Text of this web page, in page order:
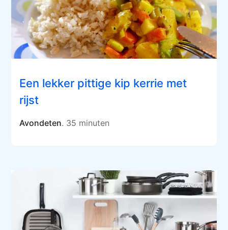
Een lekker pittige kip kerrie met
rijst
Avondeten. 35 minuten